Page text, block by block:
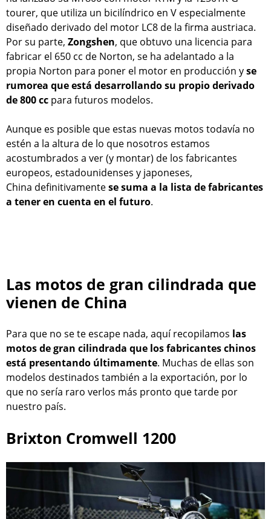
tourer, que utiliza un bicilíndrico en V especialmente
diseñado derivado del motor LC8 de la firma austriaca.
Por su parte, Zongshen, que obtuvo una licencia para
fabricar el 650 cc de Norton, se ha adelantado a la
propia Norton para poner el motor en producción yse
rumorea que está desarrollando su propio derivado
de 800 cc para futuros modelos.
Aunque es posible que estas nuevas motos todavía no
estén a la altura de lo que nosotros estamos
acostumbrados a ver (y montar) de los fabricantes
europeos, estadounidenses y japoneses,
China definitivamentese suma a la lista de fabricantes
a tener en cuenta en el futuro.
Las motos de gran cilindrada que
vienen de China
Para que no se te escape nada, aquí recopilamos las
motos de gran cilindrada que los fabricantes chinos
está presentando últimamente. Muchas de ellas son
modelos destinados también a la exportación, por lo
que no sería raro verlos más pronto que tarde por
nuestro país.
Brixton Cromwell 1200